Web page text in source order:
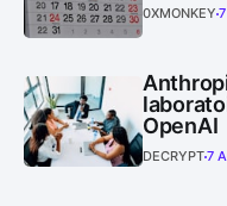
0XMONKEY
OpenAI
DECRYPT7